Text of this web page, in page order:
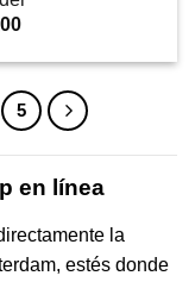
5
en línea
la
estés donde